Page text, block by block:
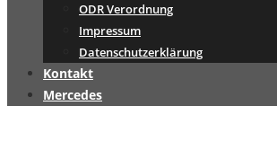
ODR Verordnung
Impressum
Datenschutzerklärung
Kontakt
Mercedes